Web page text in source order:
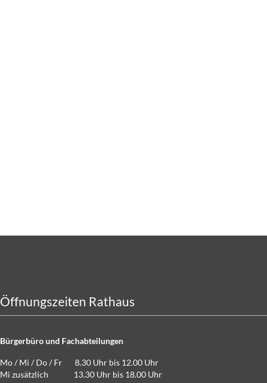
Öffnungszeiten Rathaus
Bürgerbüro und Fachabteilungen
Mo / Mi / Do / Fr 8.30 Uhr bis 12.00 Uhr
Mi zusätzlich 13.30 Uhr bis 18.00 Uhr